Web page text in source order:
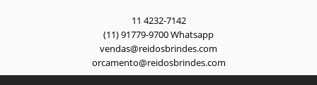
11 4232-7142
(11) 91779-9700 Whatsapp
vendas@reidosbrindes.com
orcamento@reidosbrindes.com